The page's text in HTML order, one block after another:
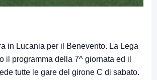
in Lucania per il Benevento. La Lega
il programma della 7^ giornata ed il
tutte le gare del girone C di sabato.